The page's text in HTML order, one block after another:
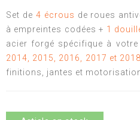
Set de 4 écrous de roues
à empreintes codées + 1
acier forgé spécifique à votre
2014, 2015, 2016, 2017 et 2018
finitions, jantes et